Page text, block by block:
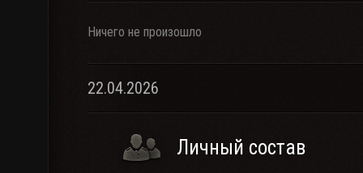
Ничего не произошло
22.04.2026
Личный состав